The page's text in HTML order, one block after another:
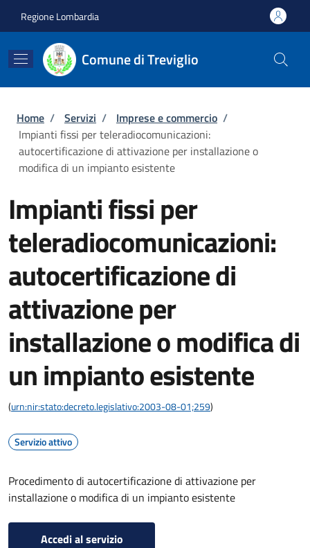
Regione Lombardia
Comune di Treviglio
Briciole di pane
Home / Servizi / Imprese e commercio /
Impianti fissi per teleradiocomunicazioni:
autocertificazione di attivazione per installazione o
modifica di un impianto esistente
Impianti fissi per
teleradiocomunicazioni:
autocertificazione di
attivazione per
installazione o modifica di
un impianto esistente
(urn:nir:stato:decreto.legislativo:2003-08-01;259)
Servizio attivo
Procedimento di autocertificazione di attivazione per
installazione o modifica di un impianto esistente
Accedi al servizio